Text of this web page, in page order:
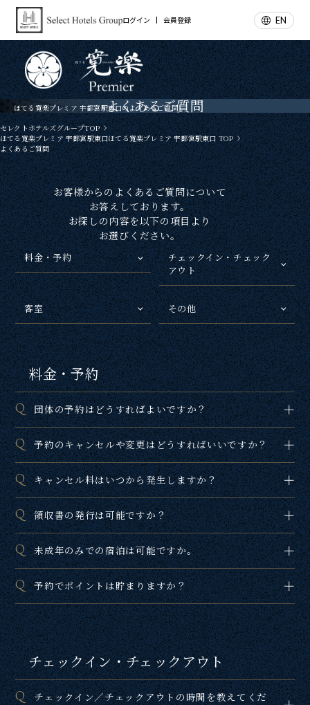
ログイン 会員登録 EN
ほてる寛楽プレミア 宇都宮駅東口のよくあるご質問
よくあるご質問
セレクトホテルズグループTOP
ほてる寛楽プレミア 宇都宮駅東口ほてる寛楽プレミア 宇都宮駅東口 TOP
よくあるご質問
お客様からのよくあるご質問について
お答えしております。
お探しの内容を以下の項目より
お選びください。
料金・予約
団体の予約はどうすればよいですか？
予約のキャンセルや変更はどうすればいいですか？
キャンセル料はいつから発生しますか？
領収書の発行は可能ですか？
未成年のみでの宿泊は可能ですか。
予約でポイントは貯まりますか？
チェックイン・チェックアウト
チェックイン／チェックアウトの時間を教えてくだ
料金・予約
チェックイン・チェック
アウト
客室 その他